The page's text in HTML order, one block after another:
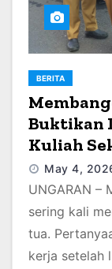
BERITA
Buktikan
Kuliah
May 4,
UNGARAN –
sering kali
tua.
kerja setelah